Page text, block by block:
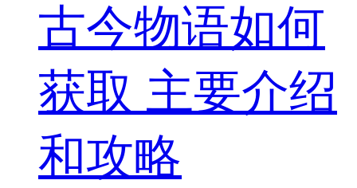
古今物语如何
获取 主要介绍
和攻略